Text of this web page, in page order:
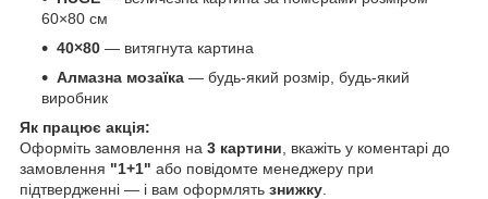
60×80 см
40×80 — витягнута картина
Алмазна мозаїка — будь-який розмір, будь-який
виробник
Як працює акція:
Оформіть замовлення на 3 картини , вкажіть у коментарі до
замовлення "1+1" або повідомте менеджеру при
підтвердженні — і вам оформлять знижку